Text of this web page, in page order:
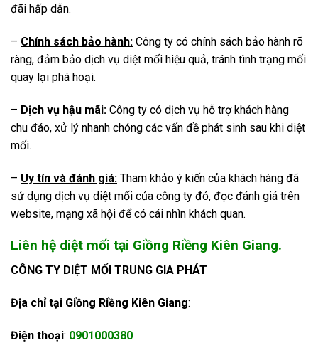
đãi hấp dẫn.
– Chính sách bảo hành: Công ty có chính sách bảo hành rõ
ràng, đảm bảo dịch vụ diệt mối hiệu quả, tránh tình trạng mối
quay lại phá hoại.
– Dịch vụ hậu mãi: Công ty có dịch vụ hỗ trợ khách hàng
chu đáo, xử lý nhanh chóng các vấn đề phát sinh sau khi diệt
mối.
– Uy tín và đánh giá: Tham khảo ý kiến của khách hàng đã
sử dụng dịch vụ diệt mối của công ty đó, đọc đánh giá trên
website, mạng xã hội để có cái nhìn khách quan.
Liên hệ diệt mối tại Giồng Riềng Kiên Giang.
CÔNG TY DIỆT MỐI TRUNG GIA PHÁT
Địa chỉ tại Giồng Riềng Kiên Giang:
Điện thoại: 0901000380